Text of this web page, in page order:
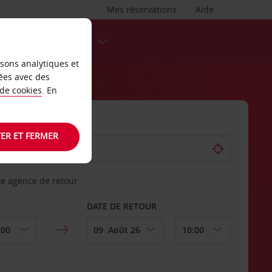
Aide
Mes réservations
agence de retour
DATE DE RETOUR
analytiques et
avec des
cookies. En
ET FERMER